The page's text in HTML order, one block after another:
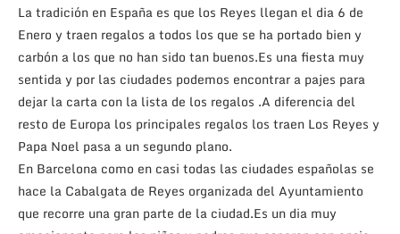
La tradición en España es que los Reyes llegan el dia 6 de
Enero y traen regalos a todos los que se ha portado bien y
carbón a los que no han sido tan buenos.Es una fiesta muy
sentida y por las ciudades podemos encontrar a pajes para
dejar la carta con la lista de los regalos .A diferencia del
resto de Europa los principales regalos los traen Los Reyes y
Papa Noel pasa a un segundo plano.
En Barcelona como en casi todas las ciudades españolas se
hace la Cabalgata de Reyes organizada del Ayuntamiento
que recorre una gran parte de la ciudad.Es un dia muy